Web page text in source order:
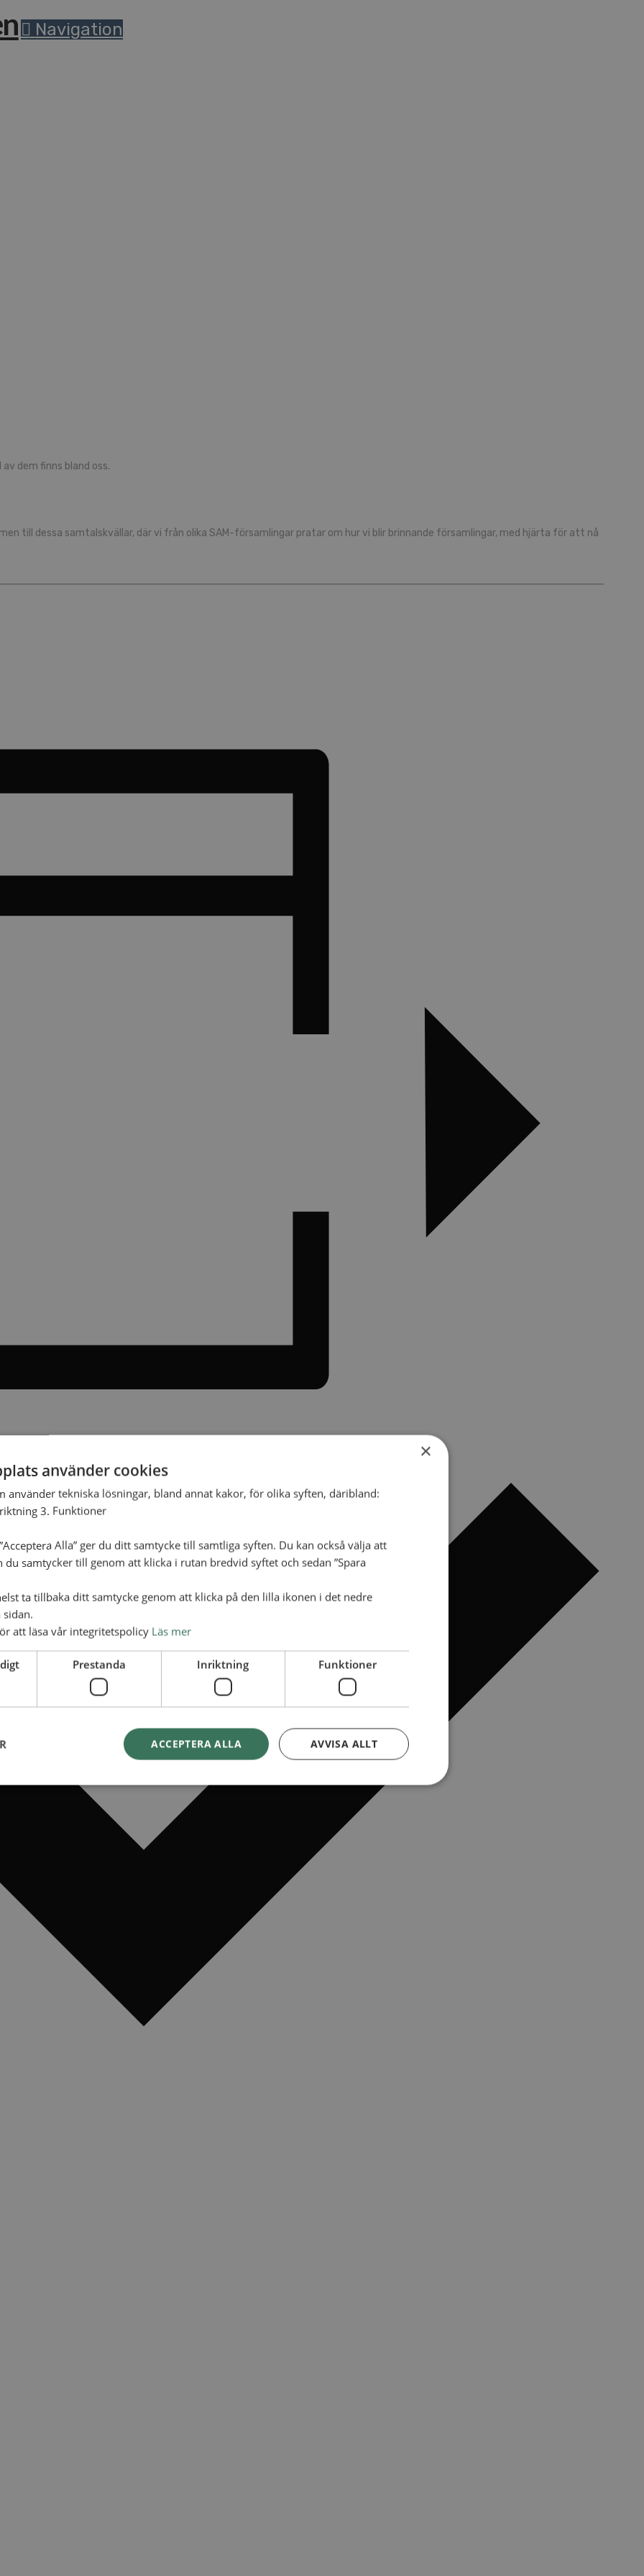
Navigation
dem finns bland oss.
till dessa samtalskvällar, där vi från olika SAM-församlingar pratar om hur vi blir brinnande församlingar, med hjärta för att nå
×
använder cookies
använder tekniska lösningar, bland annat kakor, för olika syften, däribland:
3. Funktioner
Alla” ger du ditt samtycke till samtliga syften. Du kan också välja att
du samtycker till genom att klicka i rutan bredvid syftet och sedan ”Spara
ta tillbaka ditt samtycke genom att klicka på den lilla ikonen i det nedre
att läsa vår integritetspolicy Läs mer
Prestanda Inriktning Funktioner
ACCEPTERA ALLA AVVISA ALLT